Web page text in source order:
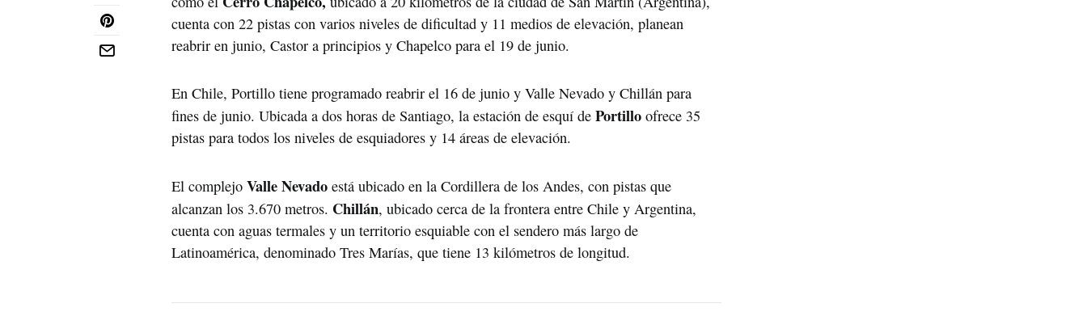
cuenta con 22 pistas con varios niveles de dificultad y 11 medios de elevación, planean
reabrir en junio, Castor a principios y Chapelco para el 19 de junio.
En Chile, Portillo tiene programado reabrir el 16 de junio y Valle Nevado y Chillán para
fines de junio. Ubicada a dos horas de Santiago, la estación de esquí de Portillo ofrece 35
pistas para todos los niveles de esquiadores y 14 áreas de elevación.
El complejo Valle Nevado está ubicado en la Cordillera de los Andes, con pistas que
alcanzan los 3.670 metros. Chillán, ubicado cerca de la frontera entre Chile y Argentina,
cuenta con aguas termales y un territorio esquiable con el sendero más largo de
Latinoamérica, denominado Tres Marías, que tiene 13 kilómetros de longitud.